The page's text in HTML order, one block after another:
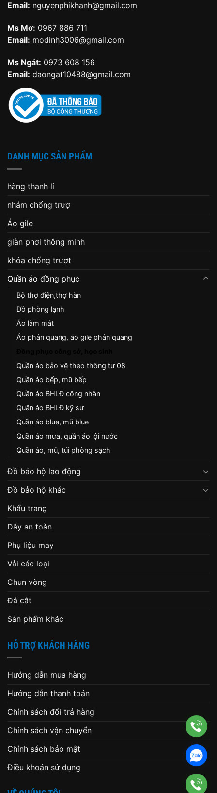
Email: nguyenphikhanh@gmail.com
Ms Mơ: 0967 886 711
Email: modinh3006@gmail.com
Ms Ngát: 0973 608 156
Email: daongat10488@gmail.com
DANH MỤC SẢN PHẨM
hàng thanh lí
nhám chống trượ
Áo gile
giàn phơi thông minh
khóa chống trượt
Quần áo đồng phục
Bộ thợ điện,thợ hàn
Đồ phòng lạnh
Áo làm mát
Áo phản quang, áo gile phản quang
Quần áo bảo vệ theo thông tư 08
Quần áo bếp, mũ bếp
Quần áo BHLĐ công nhân
Quần áo BHLĐ kỹ sư
Quần áo blue, mũ blue
Quần áo mưa, quần áo lội nước
Quần áo, mũ, túi phòng sạch
Đồ bảo hộ lao động
Đồ bảo hộ khác
Khẩu trang
Dây an toàn
Phụ liệu may
Vải các loại
Chun vòng
Đá cắt
Sản phẩm khác
HỖ TRỢ KHÁCH HÀNG
Hướng dẫn mua hàng
Hướng dẫn thanh toán
Chính sách đổi trả hàng
Chính sách vận chuyển
Chính sách bảo mật
Điều khoản sử dụng